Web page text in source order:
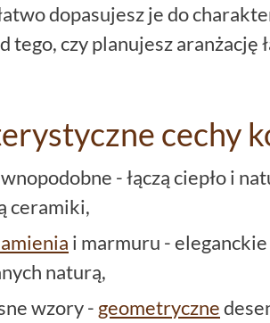
dopasujesz je do
tego, czy planujesz aranżację
cechy
- łączą ciepło i
ceramiki,
i marmuru -
naturą,
wzory - geometryczne